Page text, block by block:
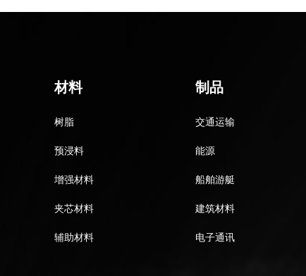
材料
树脂
预浸料
增强材料
夹芯材料
辅助材料
制品
交通运输
能源
船舶游艇
建筑材料
电子通讯